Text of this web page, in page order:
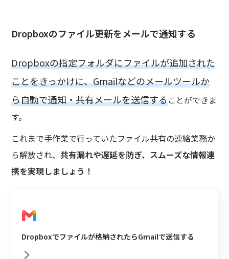
Dropboxのファイル更新をメールで通知する
Dropboxの指定フォルダにファイルが追加された
ことをきっかけに、Gmailなどのメールツールか
ら自動で通知・共有メールを送信することができま
す。
これまで手作業で行っていたファイル共有の連絡業務か
ら解放され、共有漏れや遅延を防ぎ、スムーズな情報連
携を実現しましょう！
Dropboxでファイルが格納されたらGmailで送信する